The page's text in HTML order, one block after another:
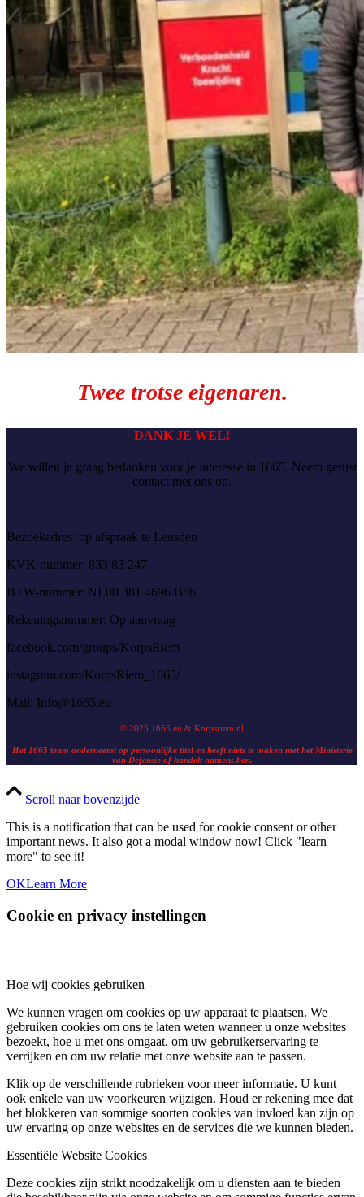
Twee trotse eigenaren.
DANK JE WEL!
We willen je graag bedanken voor je interesse in 1665. Neem gerust
contact met ons op.
Bezoekadres: op afspraak te Leusden
KVK-nummer: 833 83 247
BTW-nummer: NL00 381 4696 B86
Rekeningsnummer: Op aanvraag
facebook.com/groups/KorpsRiem
instagram.com/KorpsRiem_1665/
Mail: Info@1665.eu
© 2025 1665.eu & Korpsriem.nl
Het 1665 team onderneemt op persoonlijke titel en heeft niets te maken met het Ministerie
van Defensie of handelt namens hen.
Scroll naar bovenzijde
This is a notification that can be used for cookie consent or other
important news. It also got a modal window now! Click "learn
more" to see it!
OKLearn More
Cookie en privacy instellingen
Hoe wij cookies gebruiken
We kunnen vragen om cookies op uw apparaat te plaatsen. We
gebruiken cookies om ons te laten weten wanneer u onze websites
bezoekt, hoe u met ons omgaat, om uw gebruikerservaring te
verrijken en om uw relatie met onze website aan te passen.
Klik op de verschillende rubrieken voor meer informatie. U kunt
ook enkele van uw voorkeuren wijzigen. Houd er rekening mee dat
het blokkeren van sommige soorten cookies van invloed kan zijn op
uw ervaring op onze websites en de services die we kunnen bieden.
Essentiële Website Cookies
Deze cookies zijn strikt noodzakelijk om u diensten aan te bieden